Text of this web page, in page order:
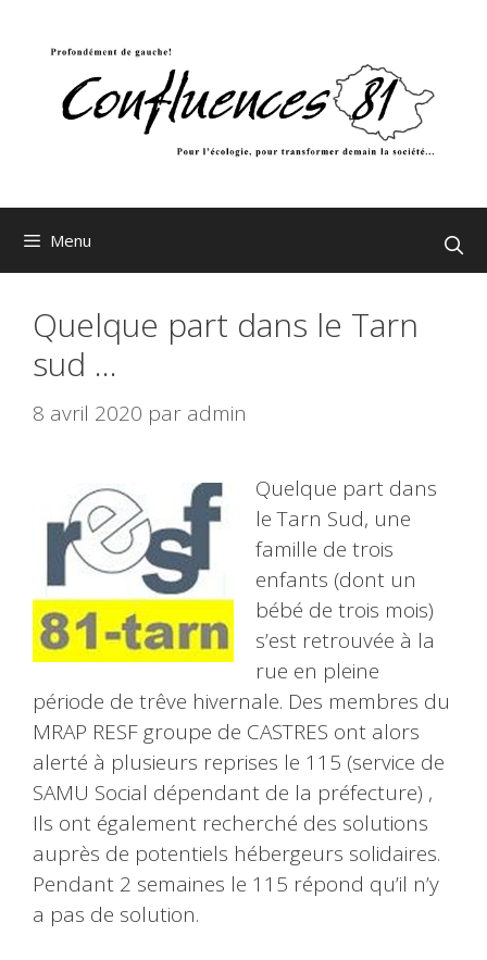
Menu
Quelque part dans le Tarn
sud …
8 avril 2020 par admin
Quelque part dans
le Tarn Sud, une
famille de trois
enfants (dont un
bébé de trois mois)
s’est retrouvée à la
rue en pleine
période de trêve hivernale. Des membres du
MRAP RESF groupe de CASTRES ont alors
alerté à plusieurs reprises le 115 (service de
SAMU Social dépendant de la préfecture) ,
Ils ont également recherché des solutions
auprès de potentiels hébergeurs solidaires.
Pendant 2 semaines le 115 répond qu’il n’y
a pas de solution.